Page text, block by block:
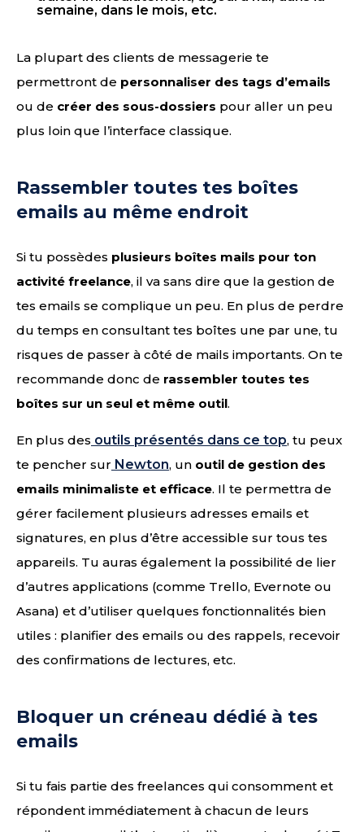
semaine, dans le mois, etc.
La plupart des clients de messagerie te
permettront de personnaliser des tags d’emails
ou de créer des sous-dossiers pour aller un peu
plus loin que l’interface classique.
Rassembler toutes tes boîtes
emails au même endroit
Si tu possèdes plusieurs boîtes mails pour ton
activité freelance, il va sans dire que la gestion de
tes emails se complique un peu. En plus de perdre
du temps en consultant tes boîtes une par une, tu
risques de passer à côté de mails importants. On te
recommande donc de rassembler toutes tes
boîtes sur un seul et même outil.
En plus des outils présentés dans ce top, tu peux
te pencher sur Newton, un outil de gestion des
emails minimaliste et efficace. Il te permettra de
gérer facilement plusieurs adresses emails et
signatures, en plus d’être accessible sur tous tes
appareils. Tu auras également la possibilité de lier
d’autres applications (comme Trello, Evernote ou
Asana) et d’utiliser quelques fonctionnalités bien
utiles : planifier des emails ou des rappels, recevoir
des confirmations de lectures, etc.
Bloquer un créneau dédié à tes
emails
Si tu fais partie des freelances qui consomment et
répondent immédiatement à chacun de leurs